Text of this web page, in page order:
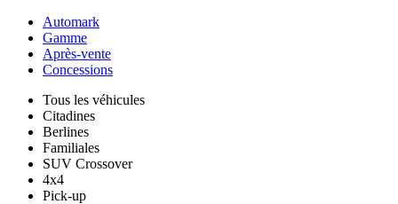
Automark
Gamme
Après-vente
Concessions
Tous les véhicules
Citadines
Berlines
Familiales
SUV Crossover
4x4
Pick-up